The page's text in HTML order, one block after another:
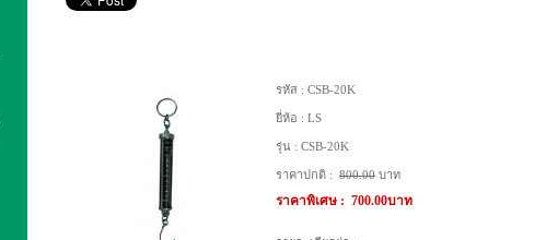
รหัส : CSB-20K
ยี่ห้อ : LS
รุ่น : CSB-20K
ราคาปกติ : 800.00 บาท
ราคาพิเศษ : 700.00บาท